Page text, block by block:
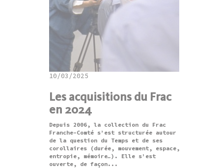
10/03/2025
Les acquisitions du Frac
en 2024
Depuis 2006, la collection du Frac
Franche-Comté s’est structurée autour
de la question du Temps et de ses
corollaires (durée, mouvement, espace,
entropie, mémoire…). Elle s’est
ouverte, de façon...